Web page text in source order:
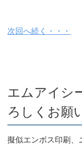
次回へ続く・・・
エムアイシ
ろしくお願
擬似エンボス印刷、